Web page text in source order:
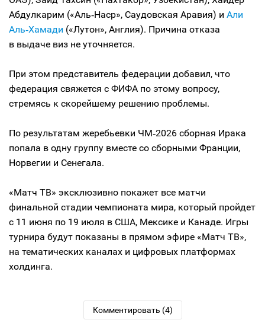
Абдулкарим («Аль‑Наср», Саудовская Аравия) и Али
Аль‑Хамади («Лутон», Англия). Причина отказа
в выдаче виз не уточняется.
При этом представитель федерации добавил, что
федерация свяжется с ФИФА по этому вопросу,
стремясь к скорейшему решению проблемы.
По результатам жеребьевки ЧМ‑2026 сборная Ирака
попала в одну группу вместе со сборными Франции,
Норвегии и Сенегала.
«Матч ТВ» эксклюзивно покажет все матчи
финальной стадии чемпионата мира, который пройдет
c 11 июня по 19 июля в США, Мексике и Канаде. Игры
турнира будут показаны в прямом эфире «Матч ТВ»,
на тематических каналах и цифровых платформах
холдинга.
Комментировать (4)